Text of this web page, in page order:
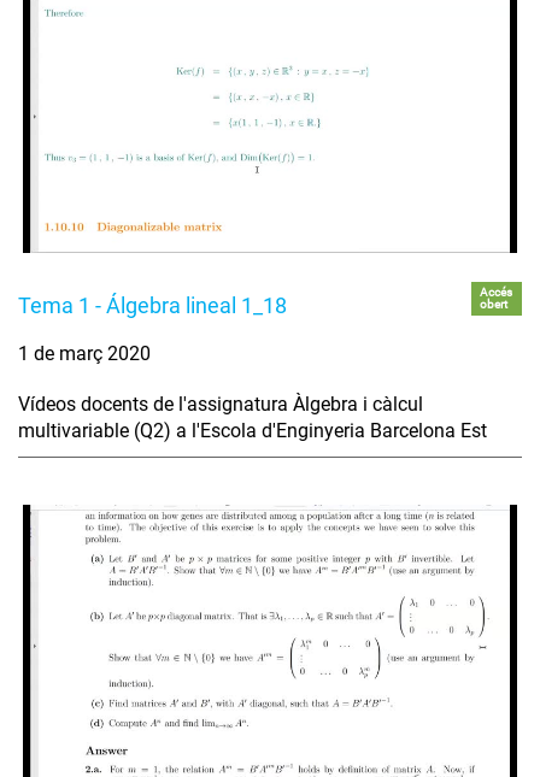
Tema 1 - Álgebra lineal 1_18
Accés
obert
1 de març 2020
Vídeos docents de l'assignatura Àlgebra i càlcul
multivariable (Q2) a l'Escola d'Enginyeria Barcelona Est